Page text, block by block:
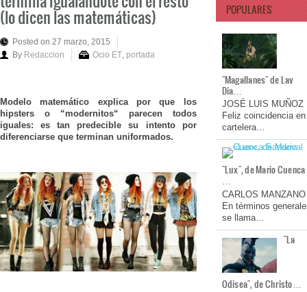
(lo dicen las matemáticas)
Posted on 27 marzo, 2015
By Redaccion Ocio ET portada
Modelo matemático explica por que los
hipsters o “modernitos“ parecen todos
iguales: es tan predecible su intento por
diferenciarse que terminan uniformados.
POPULARES
"Magallanes" de Lav
Dia…
JOSÉ LUIS MUÑOZ
Feliz coincidencia en
cartelera…
"Lux", de Mario Cuenca
…
CARLOS MANZANO
En términos
se llama…
"La
Odisea", de Christo…